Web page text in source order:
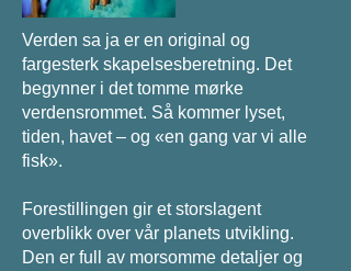
Verden sa ja er en original og
fargesterk skapelsesberetning. Det
begynner i det tomme mørke
verdensrommet. Så kommer lyset,
tiden, havet – og «en gang var vi alle
fisk».
Forestillingen gir et storslagent
overblikk over vår planets utvikling.
Den er full av morsomme detaljer og